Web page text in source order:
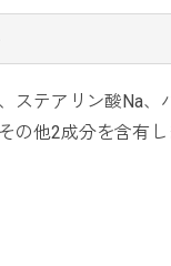
ステアリン酸Na
の他2成分を含有し